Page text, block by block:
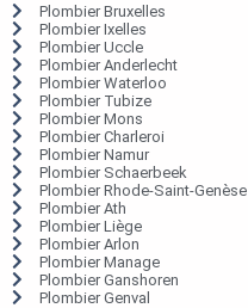
Plombier Bruxelles
Plombier Ixelles
Plombier Uccle
Plombier Anderlecht
Plombier Waterloo
Plombier Tubize
Plombier Mons
Plombier Charleroi
Plombier Namur
Plombier Schaerbeek
Plombier Rhode-Saint-Genèse
Plombier Ath
Plombier Liège
Plombier Arlon
Plombier Manage
Plombier Ganshoren
Plombier Genval